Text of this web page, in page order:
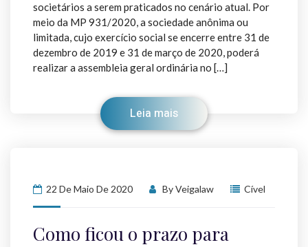
societários a serem praticados no cenário atual. Por
meio da MP 931/2020, a sociedade anônima ou
limitada, cujo exercício social se encerre entre 31 de
dezembro de 2019 e 31 de março de 2020, poderá
realizar a assembleia geral ordinária no […]
Leia mais
22 De Maio De 2020 ByVeigalaw Cível
Como ficou o prazo para